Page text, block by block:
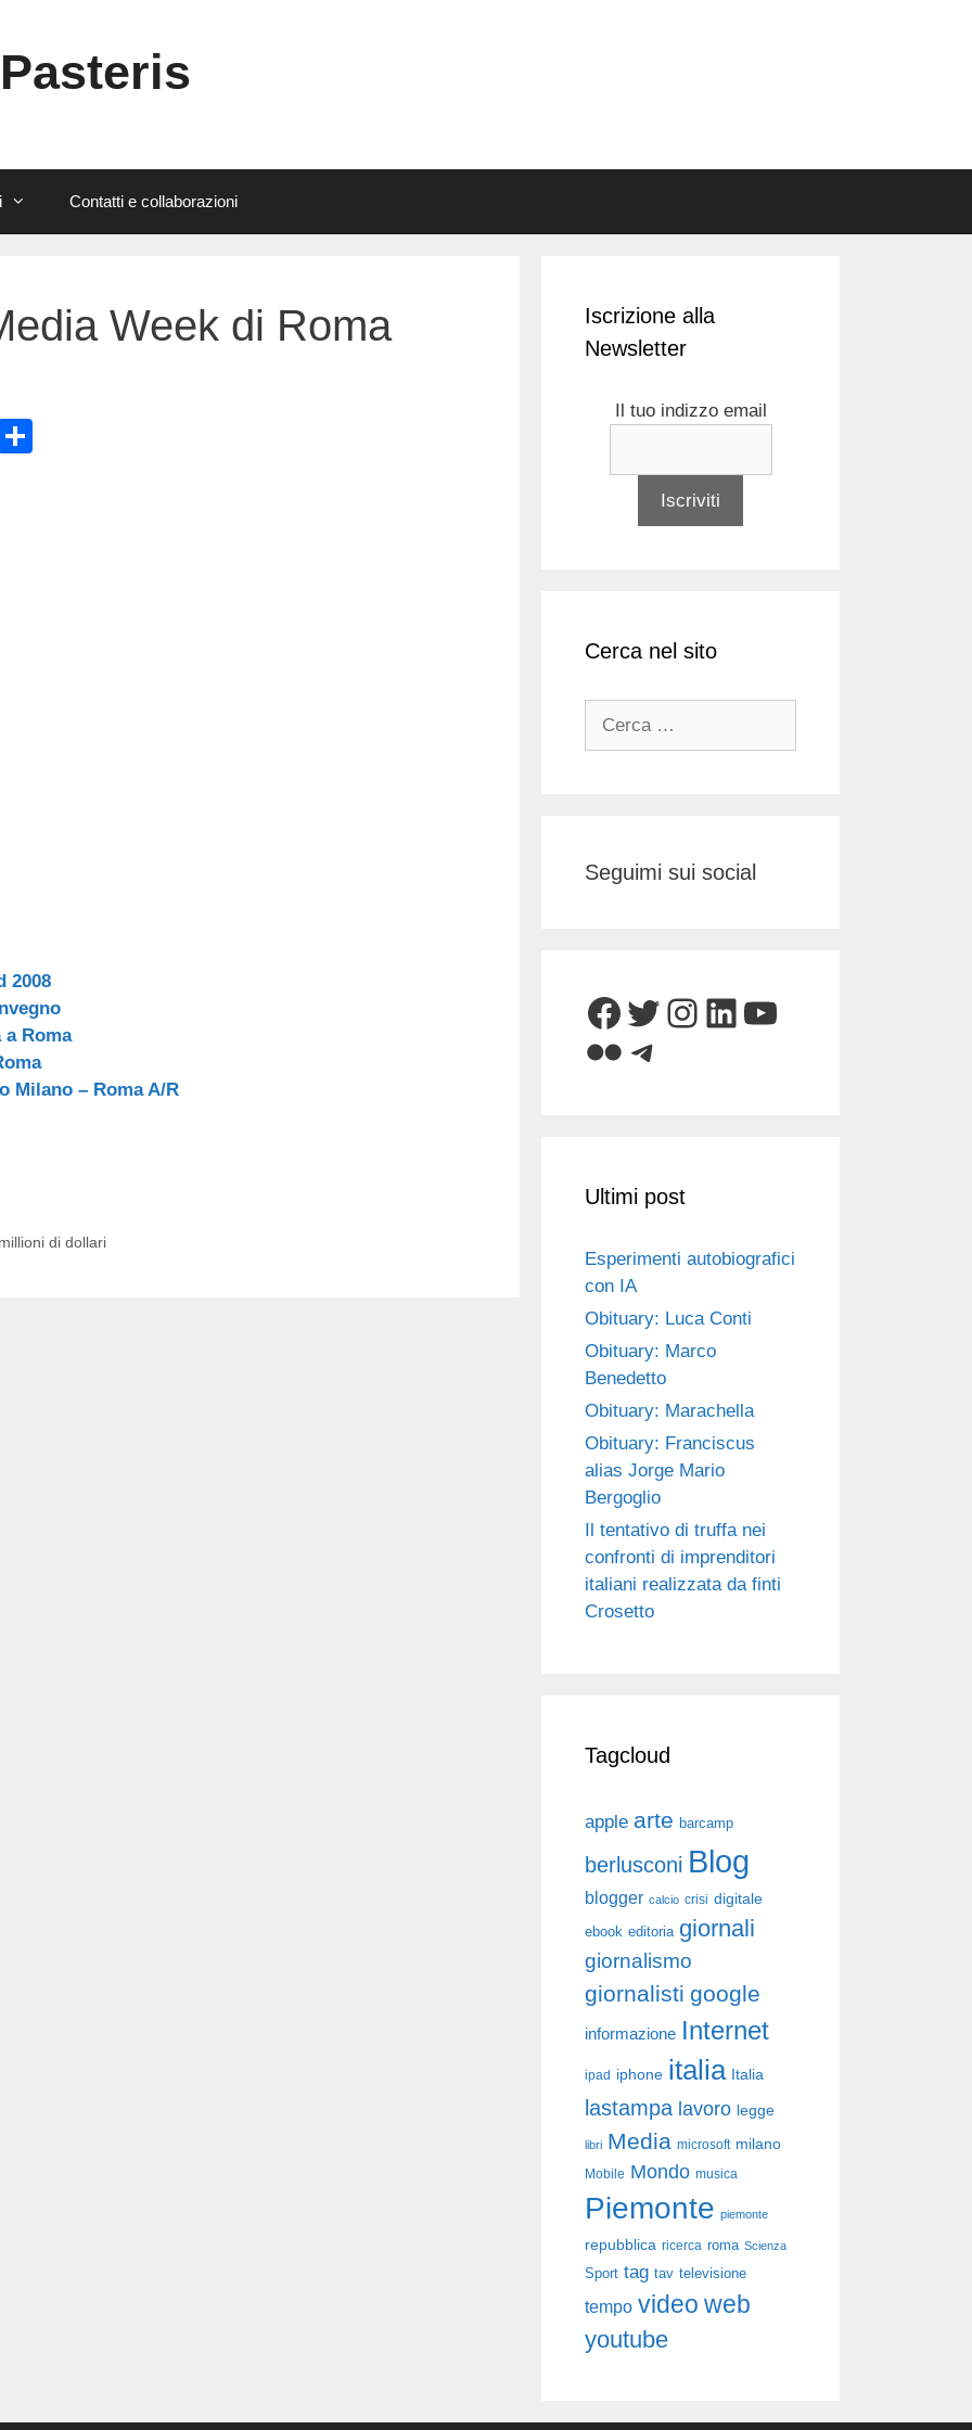
Contatti e collaborazioni
Week di Roma
E
2008
Roma
Milano – Roma A/R
di dollari
Iscrizione alla
Newsletter
Il tuo indizzo email
Cerca nel sito
Seguimi sui social
Facebook
Twitter
Instagram
LinkedIn
YouTube
FlickrTelegram
Ultimi post
Esperimenti autobiografici
con IA
Obituary: Luca Conti
Obituary: Marco
Benedetto
Obituary: Marachella
Obituary: Franciscus
alias Jorge Mario
Bergoglio
Il tentativo di truffa nei
confronti di imprenditori
italiani realizzata da finti
Crosetto
Tagcloud
apple arte barcamp
berlusconi Blog
blogger calcio crisi digitale
ebook editoria giornali
giornalismo
giornalisti google
informazione Internet
ipad iphone italia Italia
lastampa lavoro legge
libri Media microsoft milano
Mobile Mondo musica
Piemonte piemonte
repubblica ricerca roma Scienza
Sport tag tav televisione
tempo video web
youtube